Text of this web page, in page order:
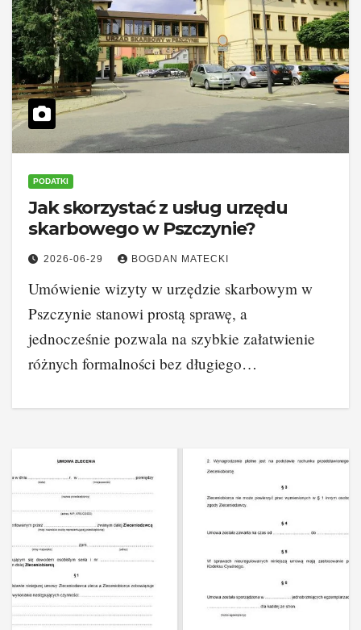
PODATKI
Jak skorzystać z usług urzędu
skarbowego w Pszczynie?
2026-06-29 BOGDAN MATECKI
Umówienie wizyty w urzędzie skarbowym w
Pszczynie stanowi prostą sprawę, a
jednocześnie pozwala na szybkie załatwienie
różnych formalności bez długiego…